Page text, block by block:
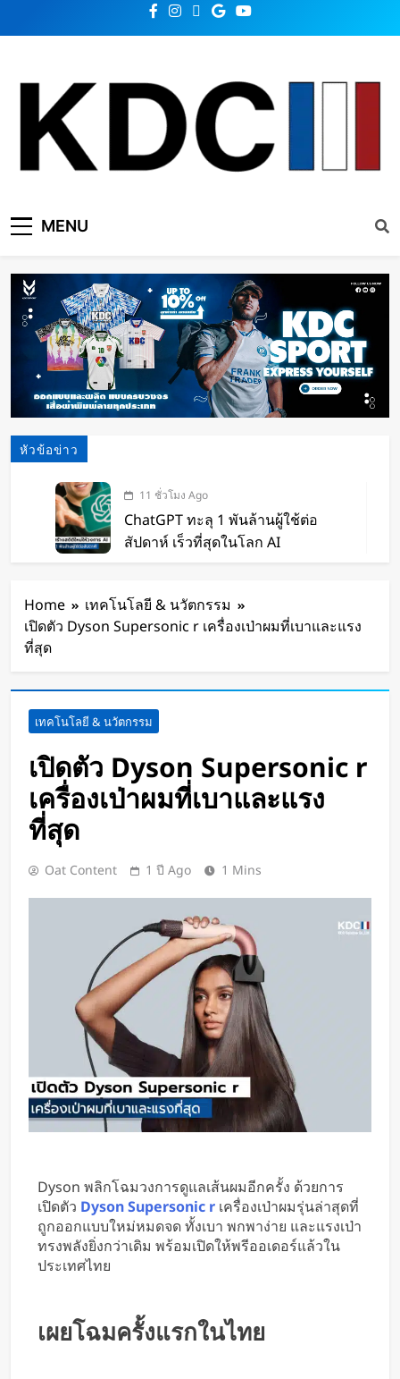
KDC SOLUTION | เคดีซี
โซลูชั่น
MENU
หัวข้อข่าว
11 ชั่วโมง Ago
ChatGPT ทะลุ 1 พันล้านผู้ใช้ต่อ
สัปดาห์ เร็วที่สุดในโลก AI
ชั้นบน รองรับผู้โดยสารได้ 7 ที่นั่ง
อิเล็กทรอนิกส์” ที่รับรู้การสัมผัสและ
ซ่อมแซมตัวเองใต้น้ำได้
15 ชั่วโมง Ago
K-18M โดรนรบฝีมือคนไทย ทดสอบ
บินสำเร็จครั้งแรก
1 วัน Ago
BlaBlaCar เปิดให้บริการในไทย
กำไรพุ่ง SK Hynix ทำสถิติสูงสุด
กวาดรายได้มากขึ้น 6 เท่า
2 วัน Ago
Disney+ จับมือ TikTok ดึงครีเอเตอร์
เข้าแอป เปลี่ยนแฟนคลับให้เป็นผู้
สร้างคอนเทนต์
2 วัน Ago
ทีมนักศึกษาจากเนเธอร์แลนด์เปิดตัว
Stella Juva รถพยาบาลพลังงานแสง
อาทิตย์คันแรกของโลก วิ่งไกลกว่า
700 กม.
เปิดตัว CMF Clip Pro หูฟังคลิปหนีบหู
รุ่นแรก! มาพร้อม Smart Dial บนเคส
ชาร์จ และแบตฯ ใช้งานสูงสุด 32.5
ตามความเร็วและรูปแบบการฝึก
Home
เทคโนโลยี & นวัตกรรม
เปิดตัว Dyson Supersonic r เครื่องเป่าผมที่เบาและแรง
ที่สุด
เทคโนโลยี & นวัตกรรม
เปิดตัว Dyson Supersonic r
เครื่องเป่าผมที่เบาและแรง
ที่สุด
Oat Content 1 ปี Ago 1 Mins
Dyson พลิกโฉมวงการดูแลเส้นผมอีกครั้ง ด้วยการ
เปิดตัว Dyson Supersonic r เครื่องเป่าผมรุ่นล่าสุดที่
ถูกออกแบบใหม่หมดจด ทั้งเบา พกพาง่าย และแรงเป่า
ทรงพลังยิ่งกว่าเดิม พร้อมเปิดให้พรีออเดอร์แล้วใน
ประเทศไทย
เผยโฉมครั้งแรกในไทย